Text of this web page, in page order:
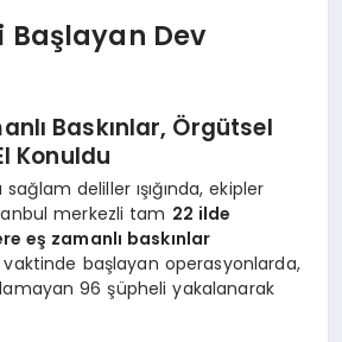
Başlayan Dev
Baskınlar, Örgütsel
Konuldu
deliller ışığında, ekipler
merkezli tam 22 ilde
eş zamanlı baskınlar
vaktinde başlayan operasyonlarda,
96 şüpheli yakalanarak